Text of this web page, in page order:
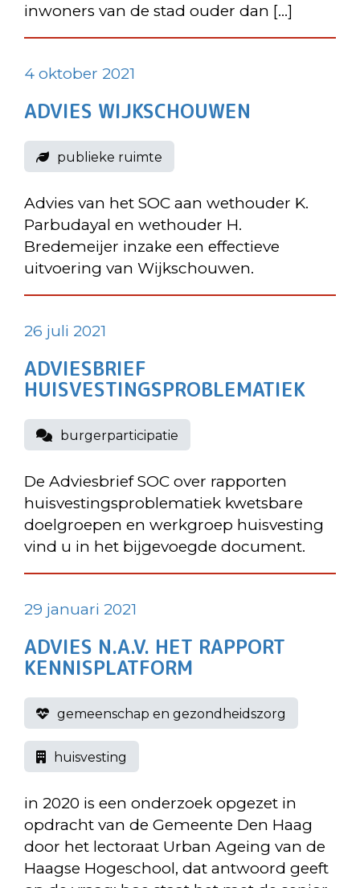
inwoners van de stad ouder dan […]
4 oktober 2021
ADVIES WIJKSCHOUWEN
publieke ruimte
Advies van het SOC aan wethouder K.
Parbudayal en wethouder H.
Bredemeijer inzake een effectieve
uitvoering van Wijkschouwen.
26 juli 2021
ADVIESBRIEF
HUISVESTINGSPROBLEMATIEK
burgerparticipatie
De Adviesbrief SOC over rapporten
huisvestingsproblematiek kwetsbare
doelgroepen en werkgroep huisvesting
vind u in het bijgevoegde document.
29 januari 2021
ADVIES N.A.V. HET RAPPORT
KENNISPLATFORM
gemeenschap en gezondheidszorg
huisvesting
in 2020 is een onderzoek opgezet in
opdracht van de Gemeente Den Haag
door het lectoraat Urban Ageing van de
Haagse Hogeschool, dat antwoord geeft